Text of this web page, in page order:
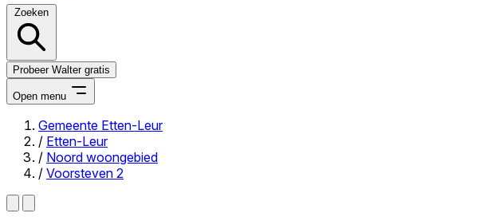
Zoeken
Probeer Walter gratis
Open menu
Close menu
Gemeente Etten-Leur
/ Etten-Leur
/ Noord woongebied
/ Voorsteven 2